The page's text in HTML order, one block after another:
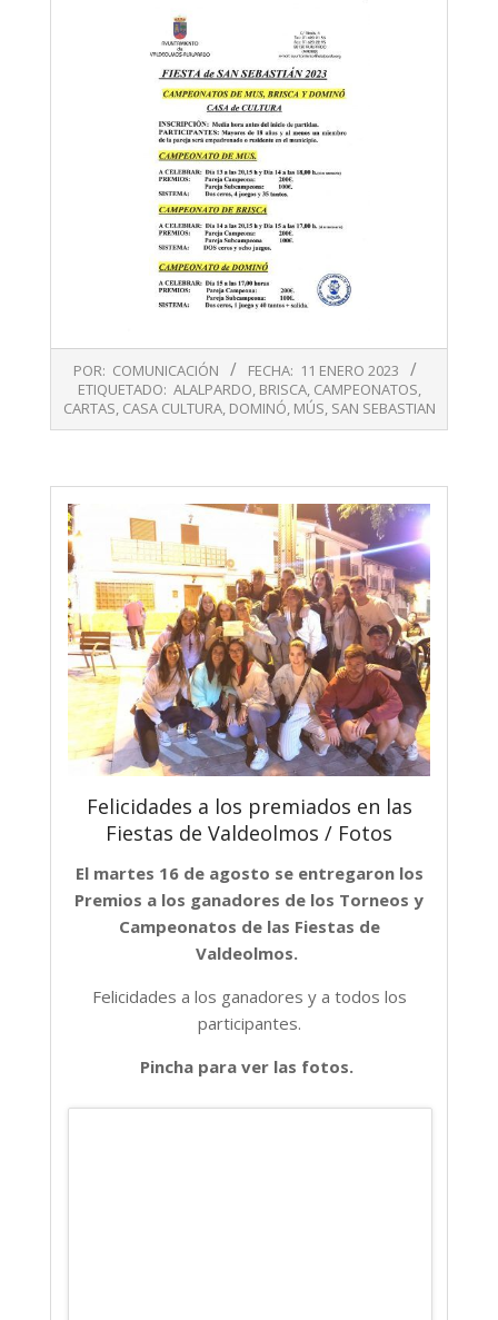
01-
11
POR: COMUNICACIÓN FECHA: 11 ENERO 2023
ETIQUETADO: ALALPARDO, BRISCA, CAMPEONATOS,
CARTAS, CASA CULTURA, DOMINÓ, MÚS, SAN SEBASTIAN
Felicidades a los premiados en las
Fiestas de Valdeolmos / Fotos
El martes 16 de agosto se entregaron los
Premios a los ganadores de los Torneos y
Campeonatos de las Fiestas de
Valdeolmos.
Felicidades a los ganadores y a todos los
participantes.
Pincha para ver las fotos.